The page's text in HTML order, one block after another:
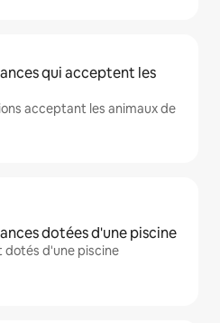
qui acceptent les
acceptant les animaux de
dotées d'une piscine
dotés d'une piscine